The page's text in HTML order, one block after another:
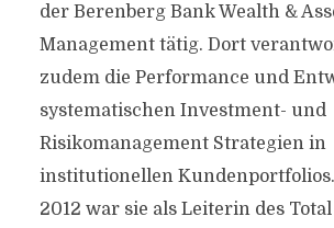
der Berenberg Bank Wealth &
Management tätig. Dort
zudem die Performance und
systematischen Investment- und
Risikomanagement Strategien in
institutionellen Kundenportfolios.
2012 war sie als Leiterin des